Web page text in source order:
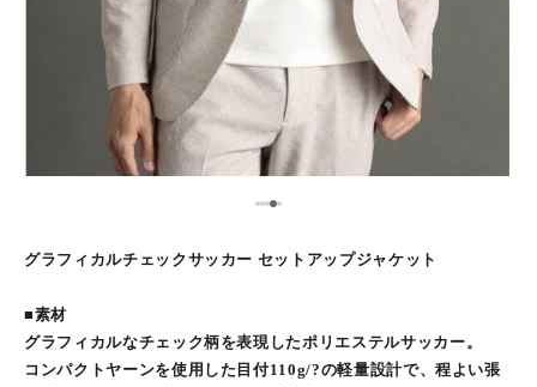
1234
グラフィカルチェックサッカー セットアップジャケット
■素材
グラフィカルなチェック柄を表現したポリエステルサッカー。
コンパクトヤーンを使用した目付110g/?の軽量設計で、程よい張